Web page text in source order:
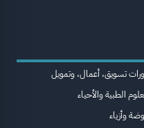
تسويق، أعمال، وتمويل
الطبية والأحياء
وأزياء